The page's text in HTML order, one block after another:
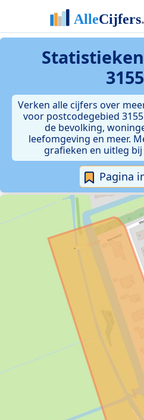
Verken alle cijfers over
voor postcodegebied
de bevolking,
leefomgeving en meer.
grafieken en uitleg
Pagina